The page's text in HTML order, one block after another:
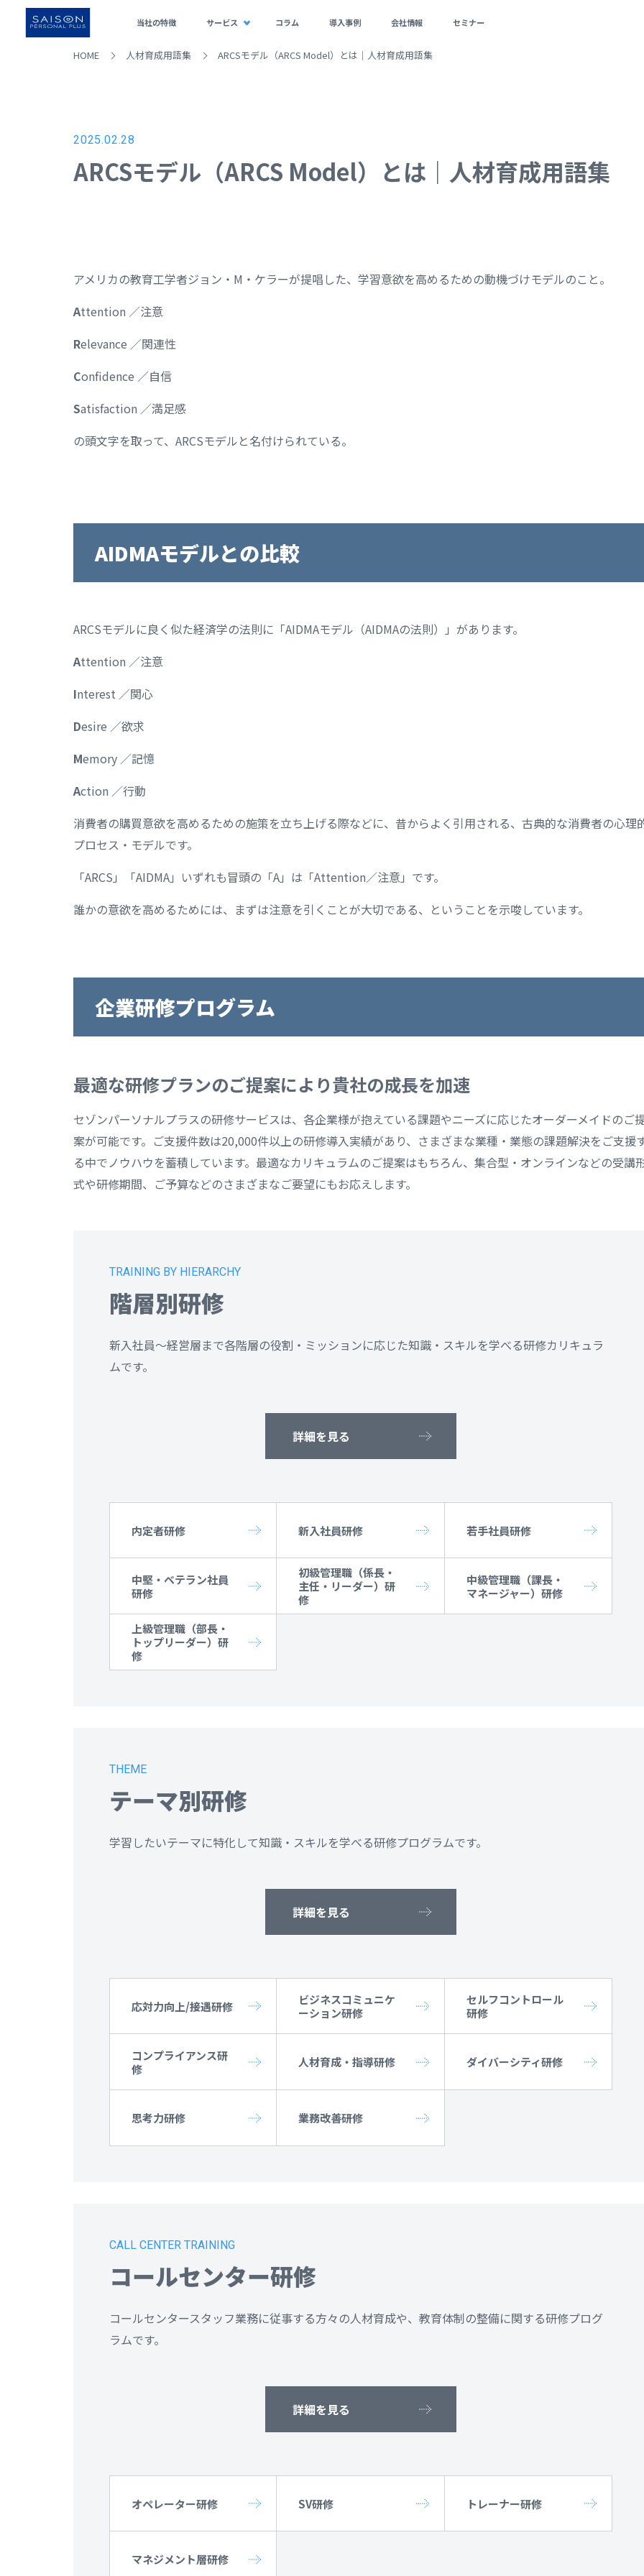
当社の特徴 サービス コラム 導入事例 会社情報 セミナー
HOME 人材育成用語集 ARCSモデル（ARCS Model）とは｜人材育成用語集
2025.02.28
ARCSモデル（ARCS Model）とは｜人材育成用語集
アメリカの教育工学者ジョン・M・ケラーが提唱した、学習意欲を高めるための動機づけモデルのこと。
Attention ／注意
Relevance ／関連性
Confidence ／自信
Satisfaction ／満足感
の頭文字を取って、ARCSモデルと名付けられている。
AIDMAモデルとの比較
ARCSモデルに良く似た経済学の法則に「AIDMAモデル（AIDMAの法則）」があります。
Attention ／注意
Interest ／関心
Desire ／欲求
Memory ／記憶
Action ／行動
消費者の購買意欲を高めるための施策を立ち上げる際などに、昔からよく引用される、古典的な消費者の心理
プロセス・モデルです。
「ARCS」「AIDMA」いずれも冒頭の「A」は「Attention／注意」です。
誰かの意欲を高めるためには、まずは注意を引くことが大切である、ということを示唆しています。
企業研修プログラム
最適な研修プランのご提案により貴社の成長を加速
セゾンパーソナルプラスの研修サービスは、各企業様が抱えている課題やニーズに応じたオーダーメイドのご
案が可能です。ご支援件数は20,000件以上の研修導入実績があり、さまざまな業種・業態の課題解決をご支援
る中でノウハウを蓄積しています。最適なカリキュラムのご提案はもちろん、集合型・オンラインなどの受講
式や研修期間、ご予算などのさまざまなご要望にもお応えします。
TRAINING BY HIERARCHY
階層別研修
新入社員～経営層まで各階層の役割・ミッションに応じた知識・スキルを学べる研修カリキュラ
ムです。
詳細を見る
内定者研修 新入社員研修 若手社員研修
中堅・ベテラン社員
研修
初級管理職（係長・
主任・リーダー）研
修
中級管理職（課長・
マネージャー）研修
上級管理職（部長・
トップリーダー）研
修
THEME
テーマ別研修
学習したいテーマに特化して知識・スキルを学べる研修プログラムです。
詳細を見る
応対力向上/接遇研修
ビジネスコミュニケ
ーション研修
セルフコントロール
研修
コンプライアンス研
修
人材育成・指導研修 ダイバーシティ研修
思考力研修 業務改善研修
CALL CENTER TRAINING
コールセンター研修
コールセンタースタッフ業務に従事する方々の人材育成や、教育体制の整備に関する研修プログ
ラムです。
詳細を見る
オペレーター研修 SV研修 トレーナー研修
マネジメント層研修